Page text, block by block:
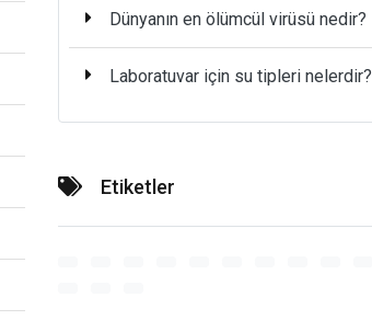
Dünyanın en ölümcül virüsü nedir?
Laboratuvar için su tipleri nelerdir?
Etiketler